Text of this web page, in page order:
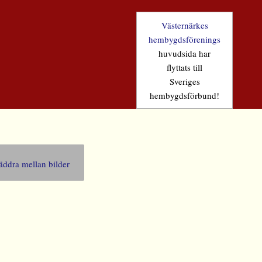
Västernärkes
hembygdsförenings
huvudsida har
flyttats till
Sveriges
hembygdsförbund!
mellan bilder